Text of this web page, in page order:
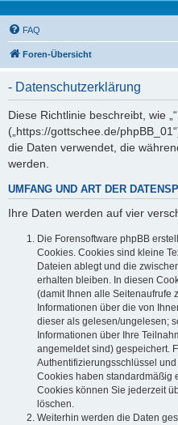
FAQ
Foren-Übersicht
- Datenschutzerklärung
Diese Richtlinie beschreibt, wie „“
(„https://gottschee.de/
die Daten verwendet, die
werden.
UMFANG UND ART DER
Ihre Daten werden auf vier
Die Forensoftware phpBB
Cookies. Cookies sind kleine
Dateien ablegt und die
erhalten bleiben. In diesen
(damit Ihnen alle Seitenaufrufe
Informationen über die von
dieser als gelesen/ungelesen;
Informationen über Ihre
angemeldet sind) gespeichert.
Authentifizierungsschlüssel
Cookies haben standardmäßig
Cookies können Sie jederzeit
löschen.
Weiterhin werden die Daten